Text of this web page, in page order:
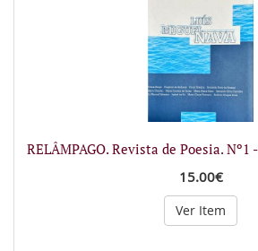
RELÂMPAGO. Revista de Poesia.
15.00€
Ver Item